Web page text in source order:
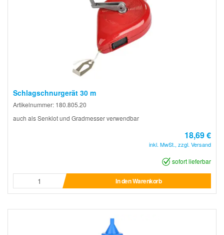
Schlagschnurgerät 30 m
Artikelnummer: 180.805.20
auch als Senklot und Gradmesser verwendbar
18,69 €
inkl. MwSt., zzgl. Versand
sofort lieferbar
In den Warenkorb